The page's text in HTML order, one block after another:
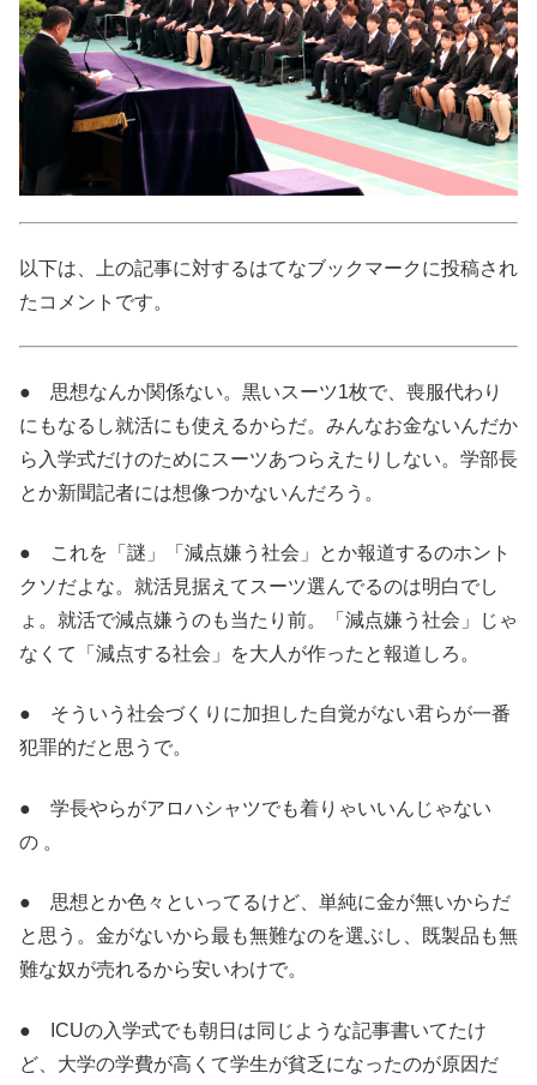
以下は、上の記事に対するはてなブックマークに投稿され
たコメントです。
● 思想なんか関係ない。黒いスーツ1枚で、喪服代わり
にもなるし就活にも使えるからだ。みんなお金ないんだか
ら入学式だけのためにスーツあつらえたりしない。学部長
とか新聞記者には想像つかないんだろう。
●
これを「謎」「減点嫌う社会」とか報道するのホント
クソだよな。就活見据えてスーツ選んでるのは明白でし
ょ。就活で減点嫌うのも当たり前。「減点嫌う社会」じゃ
なくて「減点する社会」を大人が作ったと報道しろ。
● そういう社会づくりに加担した自覚がない君らが一番
犯罪的だと思うで。
● 学長やらがアロハシャツでも着りゃいいんじゃない
の 。
● 思想とか色々といってるけど、単純に金が無いからだ
と思う。金がないから最も無難なのを選ぶし、既製品も無
難な奴が売れるから安いわけで。
● ICUの入学式でも朝日は同じような記事書いてたけ
ど、大学の学費が高くて学生が貧乏になったのが原因だ